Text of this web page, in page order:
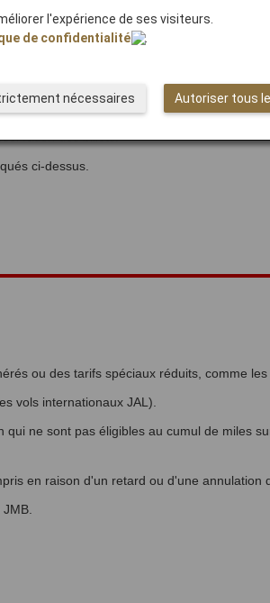
dans l'une des classes de réservation
sont réservés dans une classe qui n'est
AA et tous les vols en partage de code
américains AA avec 2 classes de
des billets.
ci-dessus.
ou des tarifs spéciaux réduits, comme
vols internationaux JAL).
ne sont pas éligibles au cumul de miles
en raison d'un retard ou d'une annulation
l'expérience de ses visiteurs.
de confidentialité .
Autoriser tous
nécessaires